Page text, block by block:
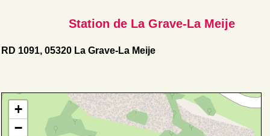
Station de La Grave-La Meije
RD 1091, 05320 La Grave-La Meije
+
−